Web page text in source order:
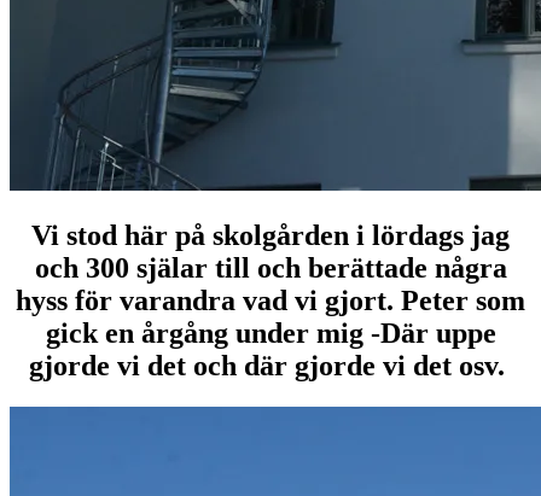
Vi stod här på skolgården i lördags jag
och 300 själar till och berättade några
hyss för varandra vad vi gjort. Peter som
gick en årgång under mig -Där uppe
gjorde vi det och där gjorde vi det osv.